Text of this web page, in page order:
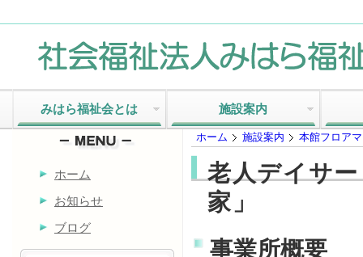
みはら福祉会とは 施設案内
ホーム
お知らせ
ブログ
ホーム 施設案内 本館フロア
老人デイサ
家」
事業所概要